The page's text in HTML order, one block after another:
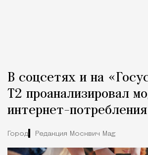
В соцсетях и на
Т2 проанализировал
интернет-потребления
Город Редакция Москвич Mag